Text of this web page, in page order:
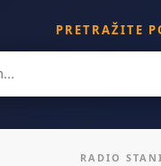
PRETRAŽITE
RADIO